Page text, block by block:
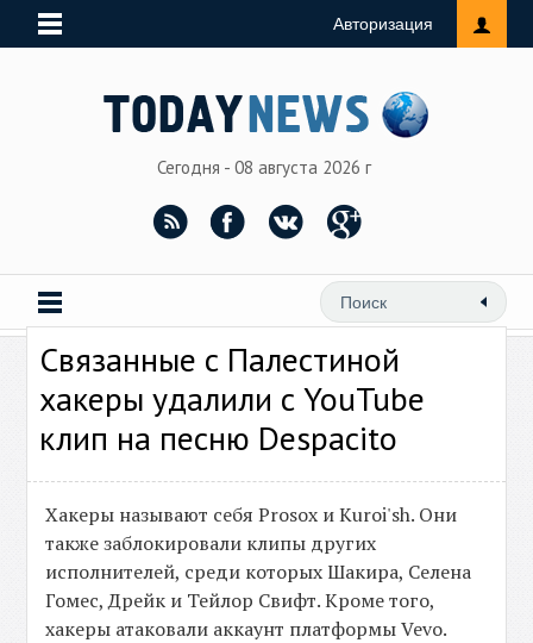
Авторизация
Сегодня - 08 августа 2026 г
Связанные с Палестиной
хакеры удалили с YouTube
клип на песню Despacito
Хакеры называют себя Prosox и Kuroi'sh. Они
также заблокировали клипы других
исполнителей, среди которых Шакира, Селена
Гомес, Дрейк и Тейлор Свифт. Кроме того,
хакеры атаковали аккаунт платформы Vevo.